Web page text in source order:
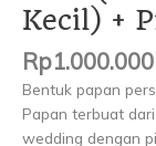
Kecil) +
Rp1.000.000
Bentuk papan
Papan terbuat
wedding dengan